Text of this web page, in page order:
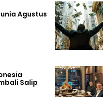
Agustus
Salip